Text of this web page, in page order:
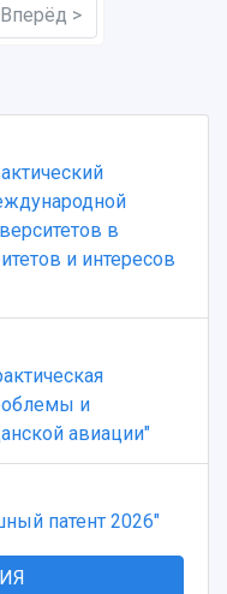
Вперёд >
в
и интересов
и
авиации"
патент 2026"